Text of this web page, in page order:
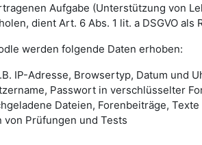
Aufgabe (Unterstützung von
dient Art. 6 Abs. 1 lit. a DSGVO als
werden folgende Daten erhoben:
IP-Adresse, Browsertyp, Datum und
Passwort in verschlüsselter
Dateien, Forenbeiträge, Texte
von Prüfungen und Tests